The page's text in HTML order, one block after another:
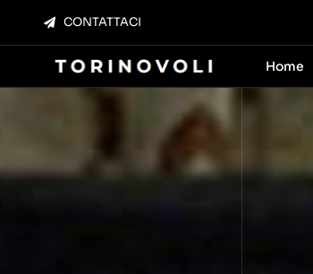
contenuto
CONTATTACI
Home